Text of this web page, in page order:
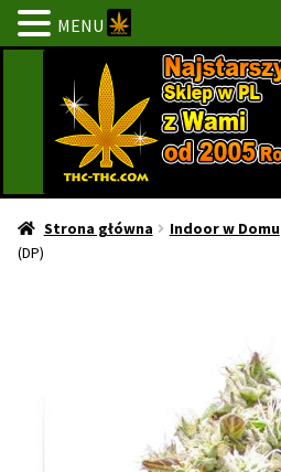
nawigacji
treści
Strona Główna
PROMOCJE 1+1
Strona główna Indoor w Domu
(DP)
MENU